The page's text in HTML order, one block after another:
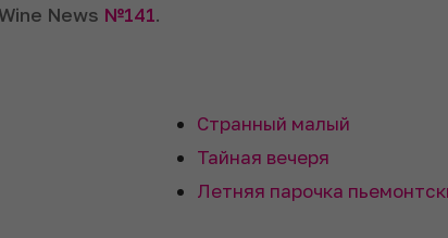
News №141.
Странный малый
Тайная вечеря
Летняя парочка